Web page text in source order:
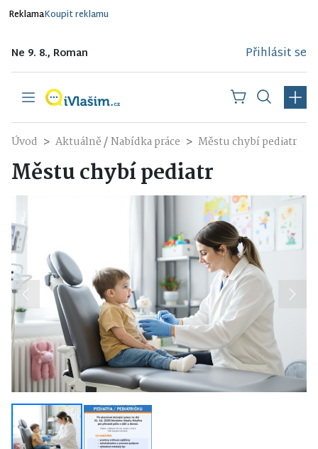
ReklamaKoupit reklamu
Ne 9. 8., Roman Přihlásit se
Úvod Aktuálně/Nabídka práce Městu chybí pediatr
Městu chybí pediatr
Previous Next